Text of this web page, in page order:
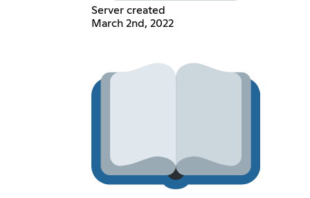
Server created
March 2nd, 2022